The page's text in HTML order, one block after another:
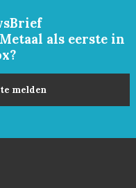
als eerste in
melden